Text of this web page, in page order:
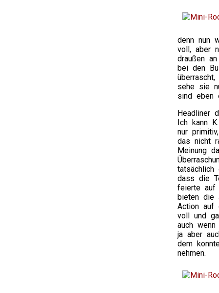
denn nun
voll, aber
draußen
bei den
sehe sie
sind eben
Headliner
Ich kann
nur
das nicht
Meinung
tatsächlich
dass die
feierte auf
bieten die
Action auf
voll und
auch
ja aber
dem
nehmen.